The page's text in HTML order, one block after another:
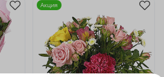
Акция